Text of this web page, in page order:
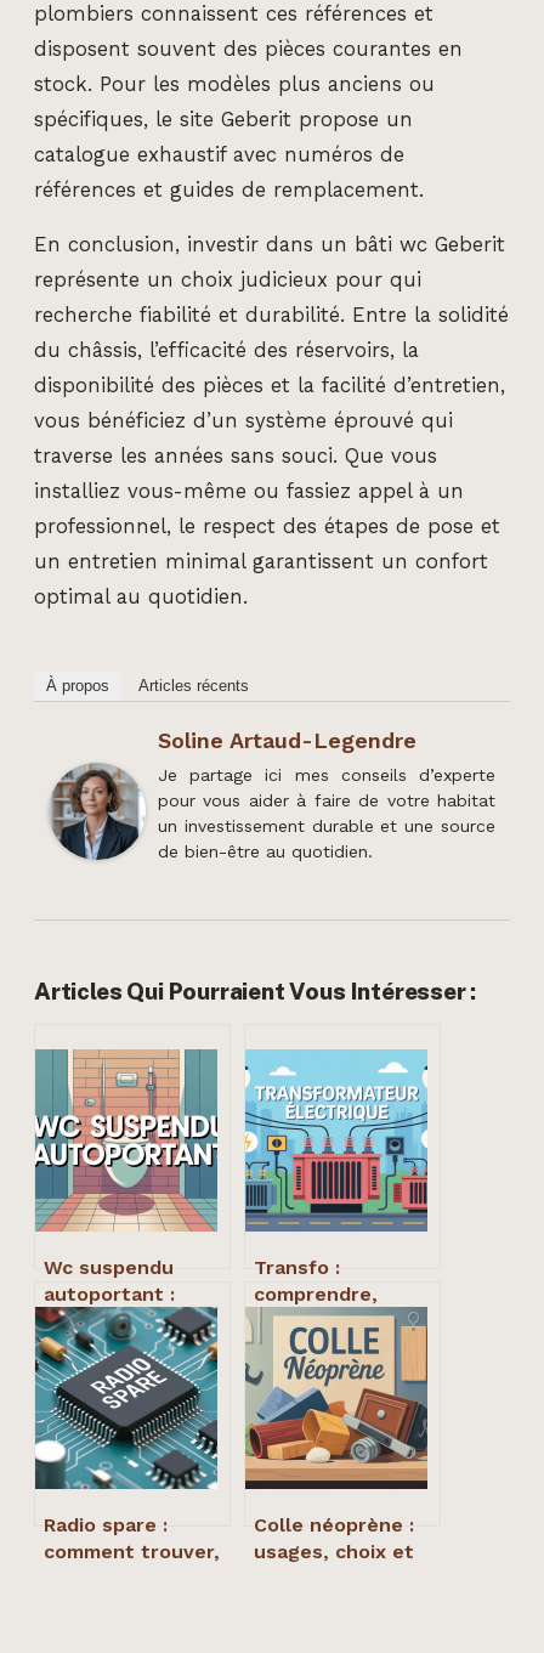
plombiers connaissent ces références et
disposent souvent des pièces courantes en
stock. Pour les modèles plus anciens ou
spécifiques, le site Geberit propose un
catalogue exhaustif avec numéros de
références et guides de remplacement.
En conclusion, investir dans un bâti wc Geberit
représente un choix judicieux pour qui
recherche fiabilité et durabilité. Entre la solidité
du châssis, l’efficacité des réservoirs, la
disponibilité des pièces et la facilité d’entretien,
vous bénéficiez d’un système éprouvé qui
traverse les années sans souci. Que vous
installiez vous-même ou fassiez appel à un
professionnel, le respect des étapes de pose et
un entretien minimal garantissent un confort
optimal au quotidien.
À propos Articles récents
Soline Artaud-Legendre
Je partage ici mes conseils d’experte
pour vous aider à faire de votre habitat
un investissement durable et une source
de bien-être au quotidien.
Articles Qui Pourraient Vous Intéresser :
Wc suspendu
autoportant :
guide complet
pour bien choisir
et installer
Transfo :
comprendre,
choisir et
dimensionner un
transformateur
électrique
Radio spare :
comment trouver,
Colle néoprène :
usages, choix et